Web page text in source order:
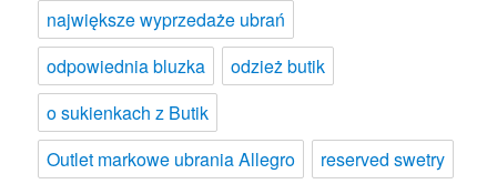
największe wyprzedaże ubrań
odpowiednia bluzka
odzież butik
o sukienkach z Butik
Outlet markowe ubrania Allegro
reserved swetry